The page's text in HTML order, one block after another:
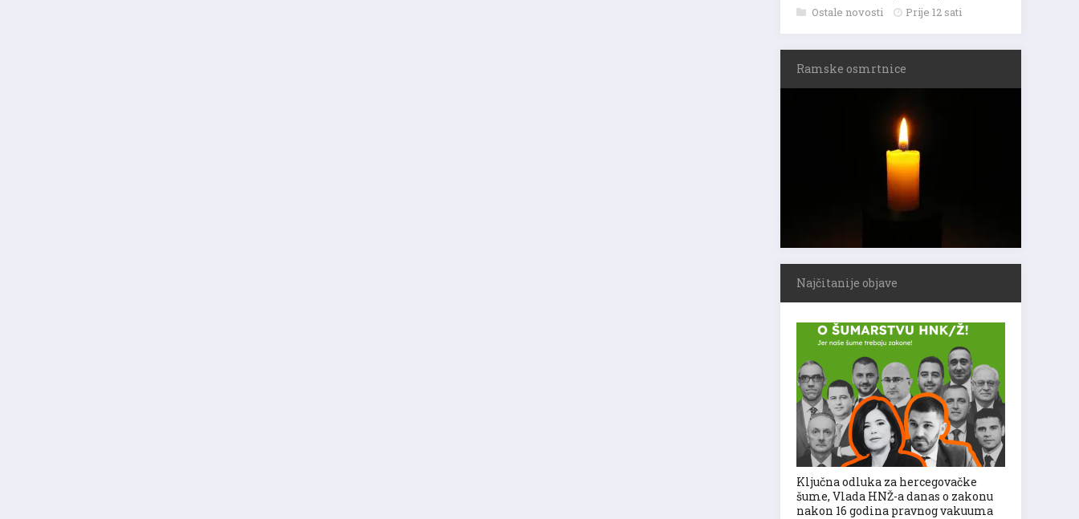
Ostale novosti Prije 12 sati
Ramske osmrtnice
Najčitanije objave
Ključna odluka za hercegovačke
šume, Vlada HNŽ-a danas o zakonu
nakon 16 godina pravnog vakuuma